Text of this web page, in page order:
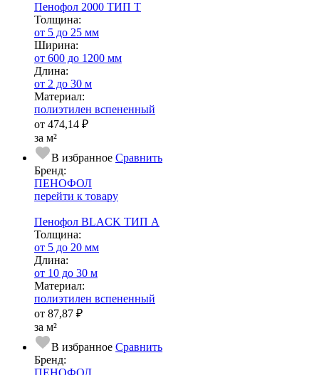
Пенофол 2000 ТИП Т
Тол­щи­на:
от 5 до 25 мм
Ширина:
от 600 до 1200 мм
Длина:
от 2 до 30 м
Ма­­те­­ри­­ал:
полиэтилен вспененный
от 474,14 ₽
за м²
В избранное Сравнить
Бренд:
ПЕНОФОЛ
перейти к товару
Пенофол BLACK ТИП А
Тол­щи­на:
от 5 до 20 мм
Длина:
от 10 до 30 м
Ма­­те­­ри­­ал:
полиэтилен вспененный
от 87,87 ₽
за м²
В избранное Сравнить
Бренд: